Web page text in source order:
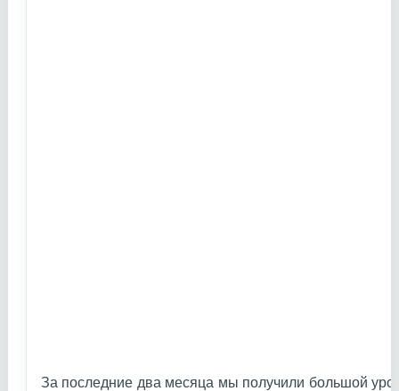
За последние два месяца мы получили большой